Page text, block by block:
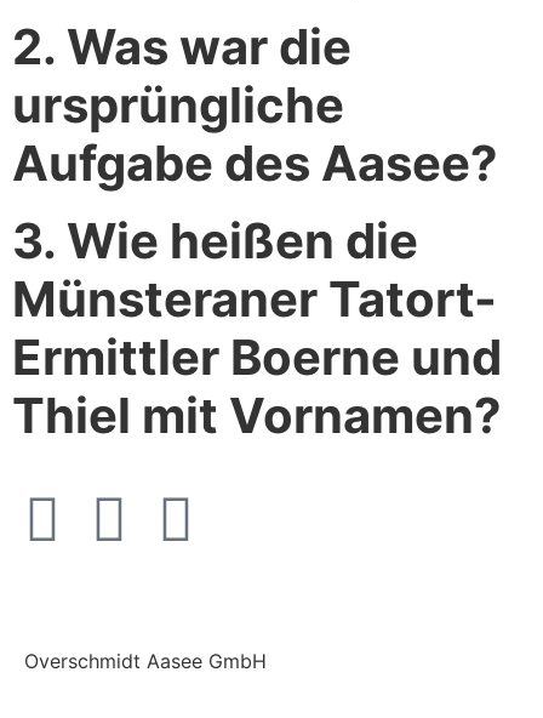
2. Was war die
ursprüngliche
Aufgabe des Aasee?
3. Wie heißen die
Münsteraner Tatort-
Ermittler Boerne und
Thiel mit Vornamen?
Overschmidt Aasee GmbH